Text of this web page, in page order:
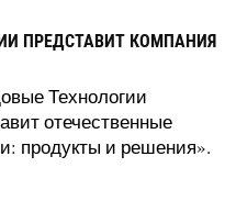
ПРЕДСТАВИТ КОМПАНИЯ
Технологии
отечественные
продукты и решения».